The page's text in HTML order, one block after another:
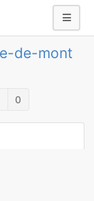
de-mont
0